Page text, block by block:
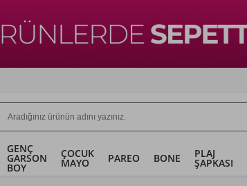
GENÇ
GARSON
BOY
ÇOCUK
MAYO PAREO BONE PLAJ
ŞAPKASI